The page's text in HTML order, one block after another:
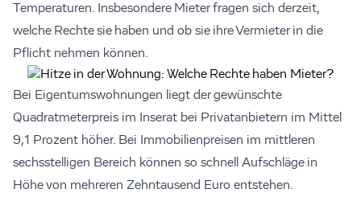
Temperaturen. Insbesondere Mieter fragen sich derzeit,
welche Rechte sie haben und ob sie ihre Vermieter in die
Pflicht nehmen können.
Bei Eigentumswohnungen liegt der gewünschte
Quadratmeterpreis im Inserat bei Privatanbietern im Mittel
9,1 Prozent höher. Bei Immobilienpreisen im mittleren
sechsstelligen Bereich können so schnell Aufschläge in
Höhe von mehreren Zehntausend Euro entstehen.